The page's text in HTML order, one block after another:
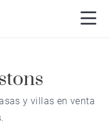
y villas en venta